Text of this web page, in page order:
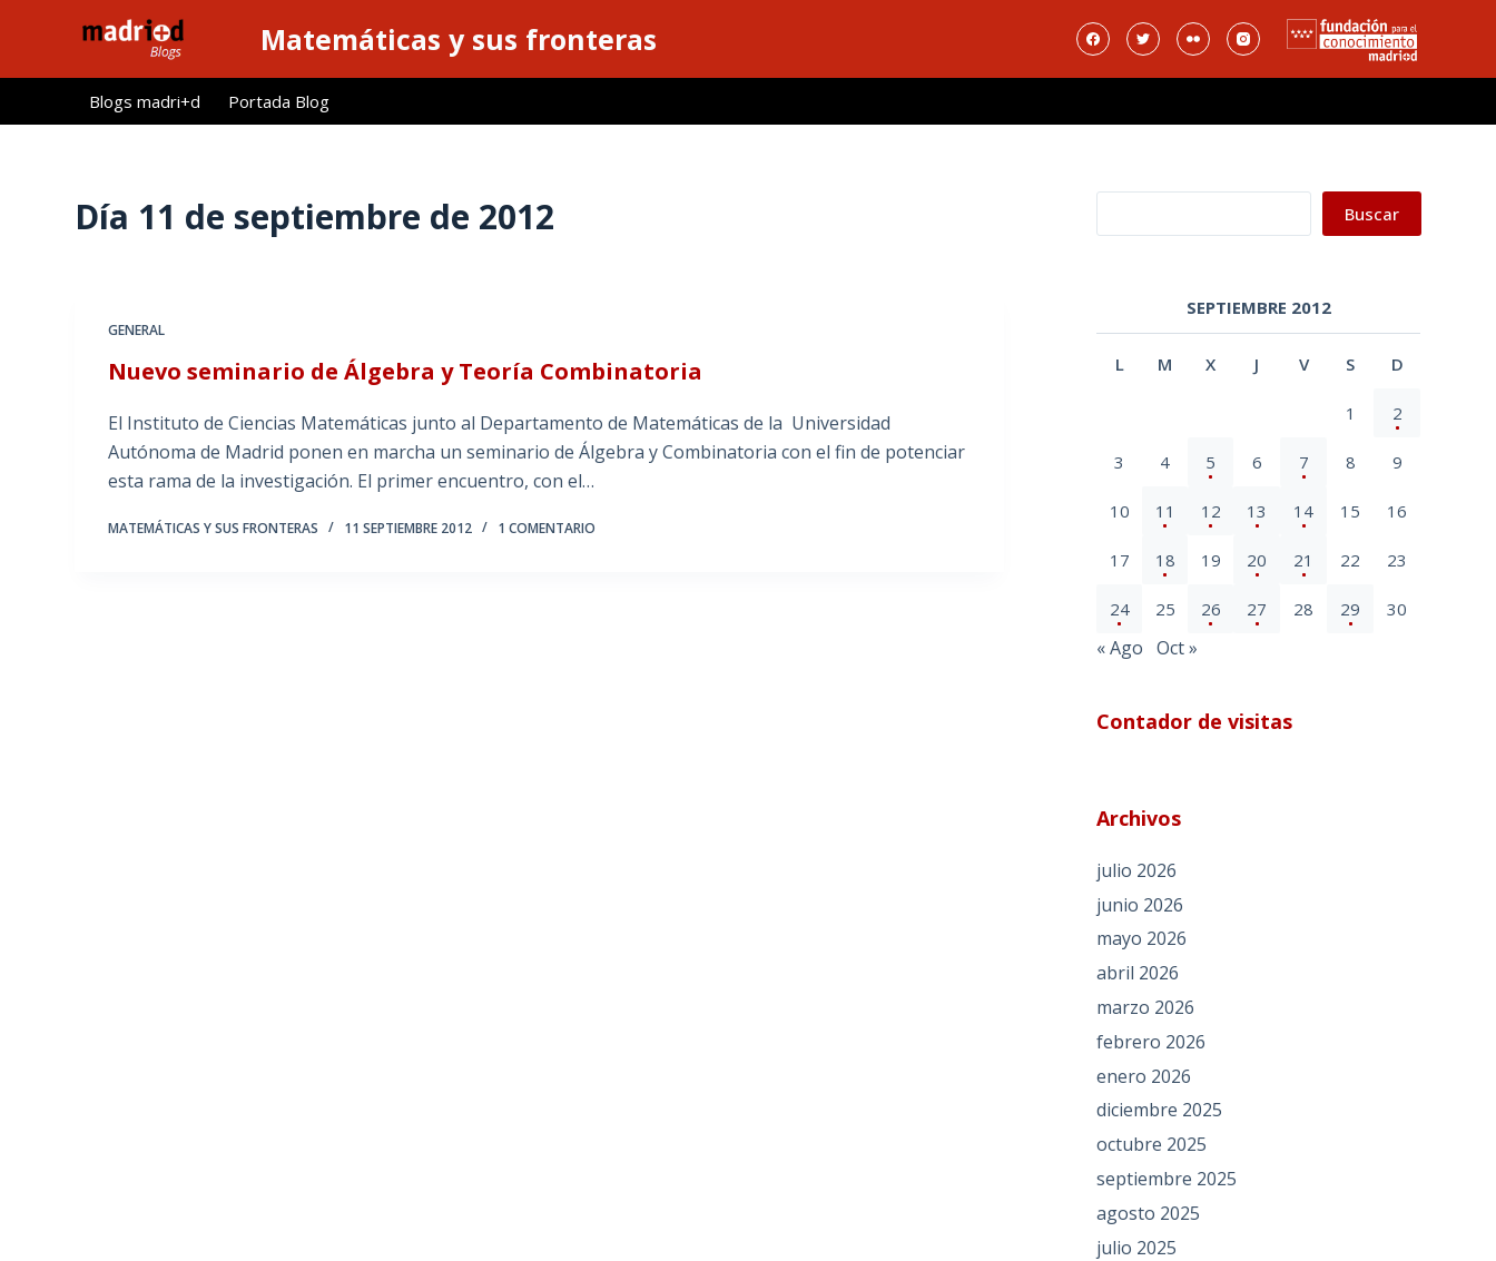
l
Matemáticas y sus fronteras
Blogs madri+d Portada Blog
Día 11 de septiembre de 2012
GENERAL
Nuevo seminario de Álgebra y Teoría Combinatoria
El Instituto de Ciencias Matemáticas junto al Departamento de Matemáticas de la Universidad
Autónoma de Madrid ponen en marcha un seminario de Álgebra y Combinatoria con el fin de potenciar
esta rama de la investigación. El primer encuentro, con el…
MATEMÁTICAS Y SUS FRONTERAS 11 SEPTIEMBRE 2012 1 COMENTARIO
Buscar
SEPTIEMBRE 2012
L M X J V S D
1 2
3 4 5 6 7 8 9
10 11 12 13 14 15 16
17 18 19 20 21 22 23
24 25 26 27 28 29 30
« Ago Oct »
Contador de visitas
Archivos
julio 2026
junio 2026
mayo 2026
abril 2026
marzo 2026
febrero 2026
enero 2026
diciembre 2025
octubre 2025
septiembre 2025
agosto 2025
julio 2025